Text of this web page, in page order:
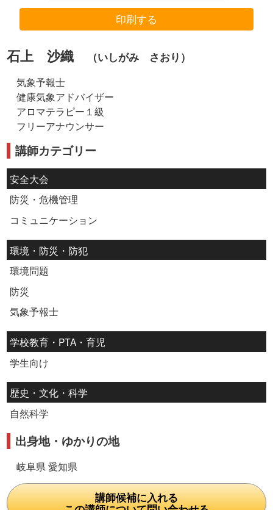
印刷する
石上 沙織 （いしがみ さおり）
気象予報士
健康気象アドバイザー
アロマテラピー１級
フリーアナウンサー
講師カテゴリー
安全大会
防災・危機管理
コミュニケーション
環境・防災・防犯
環境問題
防災
気象予報士
学校教育・PTA・育児
学生向け
歴史・文化・科学
自然科学
出身地・ゆかりの地
岐阜県 愛知県
講師候補に入れる